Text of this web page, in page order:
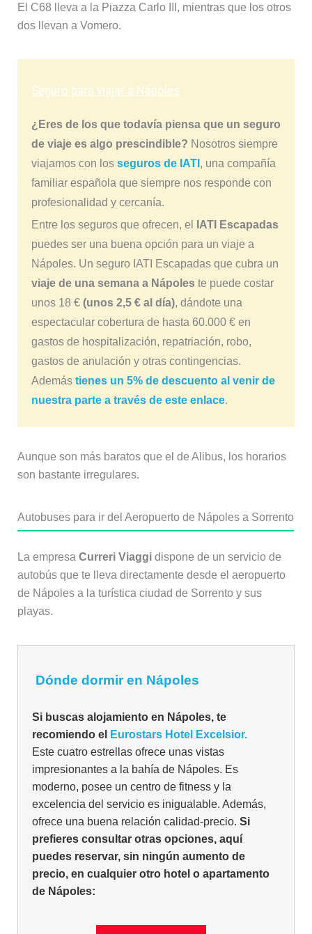
El C68 lleva a la Piazza Carlo III, mientras que los otros
dos llevan a Vomero.
Seguro para viajar a Nápoles
¿Eres de los que todavía piensa que un seguro
de viaje es algo prescindible? Nosotros siempre
viajamos con los seguros de IATI , una compañía
familiar española que siempre nos responde con
profesionalidad y cercanía.
Entre los seguros que ofrecen, el
IATI Escapadas
puedes ser una buena opción para un viaje a
Nápoles. Un seguro IATI Escapadas que cubra un
viaje de una semana a Nápoleste puede costar
unos 18 € (unos 2,5 € al día), dándote una
espectacular cobertura de hasta 60.000 € en
gastos de hospitalización, repatriación, robo,
gastos de anulación y otras contingencias.
Además tienes un 5% de descuento al venir de
nuestra parte a través de este enlace.
Aunque son más baratos que el de Alibus, los horarios
son bastante irregulares.
Autobuses para ir del Aeropuerto de Nápoles a Sorrento
La empresa Curreri Viaggidispone de un servicio de
autobús que te lleva directamente desde el aeropuerto
de Nápoles a la turística ciudad de Sorrento y sus
playas.
Dónde dormir en Nápoles
Si buscas alojamiento en Nápoles, te
recomiendo el
Eurostars Hotel Excelsior.
Este cuatro estrellas ofrece unas vistas
impresionantes a la bahía de Nápoles. Es
moderno, posee un centro de fitness y la
excelencia del servicio es inigualable. Además,
ofrece una buena relación calidad-precio. Si
prefieres consultar otras opciones, aquí
puedes reservar, sin ningún aumento de
precio, en cualquier otro hotel o apartamento
de Nápoles: